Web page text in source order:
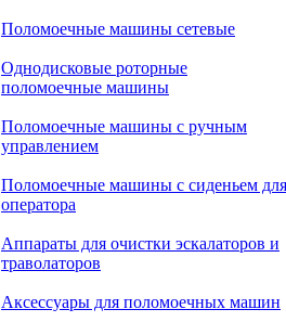
Поломоечные машины сетевые
Однодисковые роторные
поломоечные машины
Поломоечные машины с ручным
управлением
Поломоечные машины с сиденьем для
оператора
Аппараты для очистки эскалаторов и
траволаторов
Аксессуары для поломоечных машин